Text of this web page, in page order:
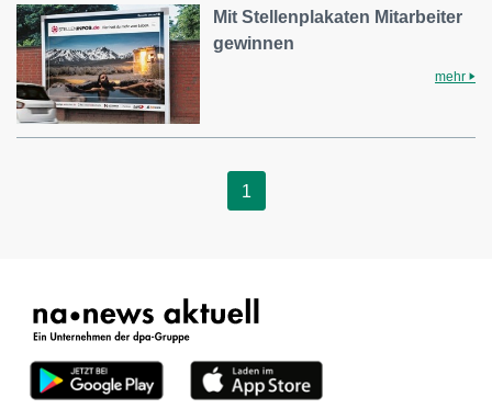
Mit Stellenplakaten Mitarbeiter
gewinnen
mehr
1